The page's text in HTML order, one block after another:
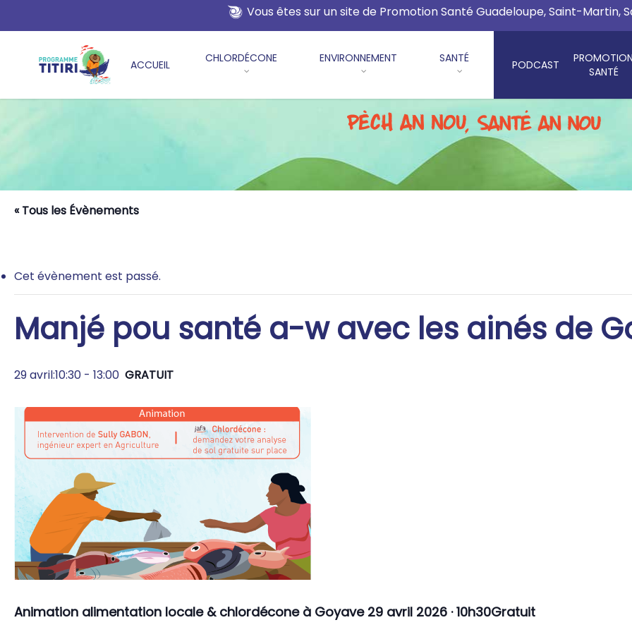
content
Vous êtes sur un site de Promotion Santé Guadeloupe, Saint-Martin,
ACCUEIL CHLORDÉCONE ENVIRONNEMENT SANTÉ PODCAST
PROMOTION
SANTÉ
« Tous les Évènements
Cet évènement est passé.
Manjé pou santé a-w avec les ainés de
29 avril:10:30 - 13:00 GRATUIT
Animation alimentation locale & chlordécone à Goyave 29 avril 2026 · 10h30Gratuit